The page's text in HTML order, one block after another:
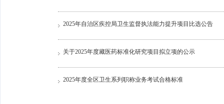
2025年自治区疾控局卫生监督执法能力提升项目比选公告
关于2025年度藏医药标准化研究项目拟立项的公示
2025年度全区卫生系列职称业务考试合格标准